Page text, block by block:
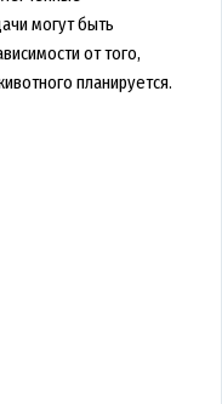
могут быть
от того,
планируется.